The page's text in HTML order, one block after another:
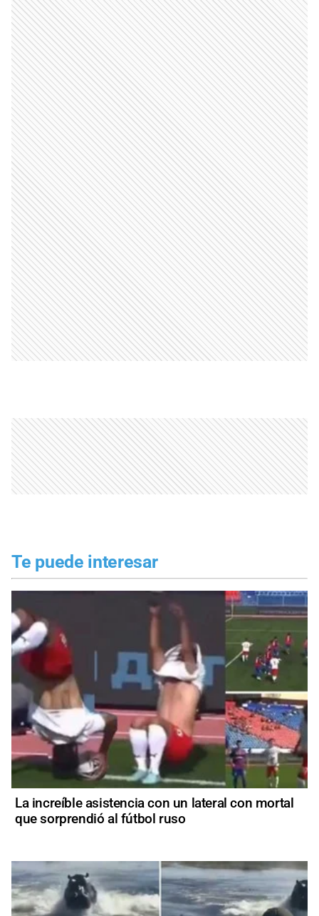
Te puede interesar
La increíble asistencia con un lateral con mortal
que sorprendió al fútbol ruso